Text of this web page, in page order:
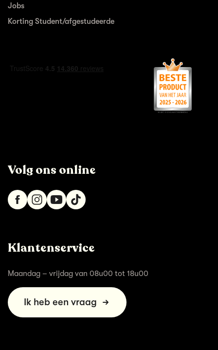
Jobs
Korting Student/afgestudeerde
Volg ons online
Klantenservice
Maandag – vrijdag van 08u00 tot 18u00
Ik heb een vraag